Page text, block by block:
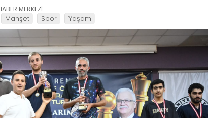
MERKEZİ
Manşet Spor Yaşam